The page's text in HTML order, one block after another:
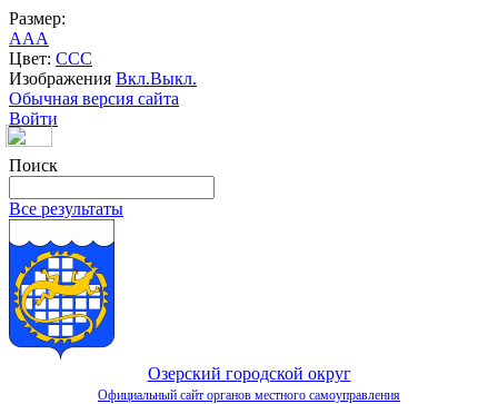
Размер:
AAA
Цвет: CCC
Изображения Вкл.Выкл.
Обычная версия сайта
Войти
Поиск
Все результаты
Озерский городской округ
Официальный сайт органов местного самоуправления